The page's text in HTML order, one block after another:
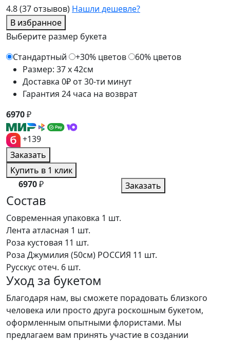
4.8(37 отзывов) Нашли дешевле?
В избранное
Выберите размер букета
Стандартный
+30% цветов
60% цветов
Размер: 37 x 42см
Доставка 0₽ от 30-ти минут
Гарантия 24 часа на возврат
6970₽
+139
Заказать
Купить в 1 клик
6970₽ Заказать
Состав
Современная упаковка 1 шт.
Лента атласная 1 шт.
Роза кустовая 11 шт.
Роза Джумилия (50см) РОССИЯ 11 шт.
Русскус отеч. 6 шт.
Уход за букетом
Благодаря нам, вы сможете порадовать близкого
человека или просто друга роскошным букетом,
оформленным опытными флористами. Мы
предлагаем вам принять участие в создании